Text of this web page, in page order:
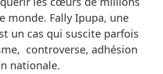
monde. Fally Ipupa, une
un cas qui suscite parfois
controverse, adhésion
nationale.